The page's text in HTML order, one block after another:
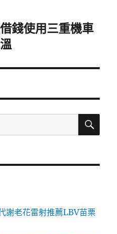
錢使用三重機車
搜
謝老花雷射推薦LBV苗栗